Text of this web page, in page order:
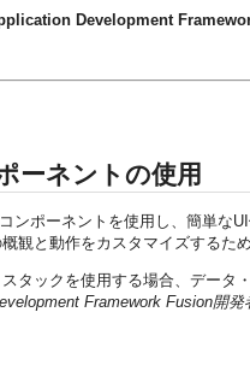
Development
ーネントの使用
コンポーネントを使用し、簡単な
観と動作をカスタマイズするた
タックを使用する場合、デー
Framework Fusion開発